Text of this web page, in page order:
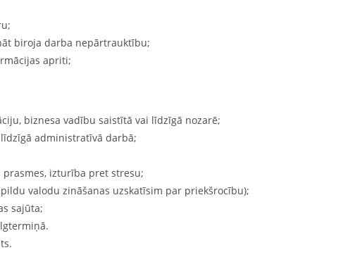
biroja darba nepārtrauktību;
apriti;
biznesa vadību saistītā vai līdzīgā nozarē;
administratīvā darbā;
prasmes, izturība pret stresu;
valodu zināšanas uzskatīsim par priekšrocību);
sajūta;